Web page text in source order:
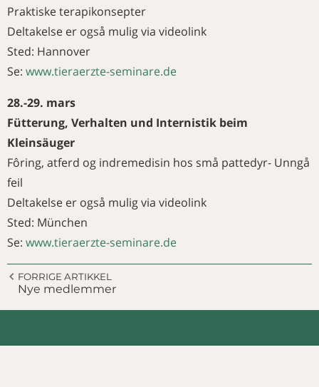
Praktiske terapikonsepter
Deltakelse er også mulig via videolink
Sted: Hannover
Se: www.tieraerzte-seminare.de
28.-29. mars
Fütterung, Verhalten und Internistik beim
Kleinsäuger
Fôring, atferd og indremedisin hos små pattedyr- Unngå
feil
Deltakelse er også mulig via videolink
Sted: München
Se: www.tieraerzte-seminare.de
FORRIGE ARTIKKEL
Nye medlemmer